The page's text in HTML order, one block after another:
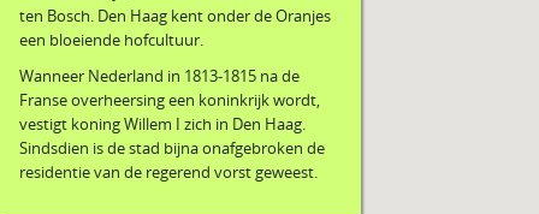
ten Bosch. Den Haag kent onder de Oranjes
een bloeiende hofcultuur.
Wanneer Nederland in 1813-1815 na de
Franse overheersing een koninkrijk wordt,
vestigt koning Willem I zich in Den Haag.
Sindsdien is de stad bijna onafgebroken de
residentie van de regerend vorst geweest.